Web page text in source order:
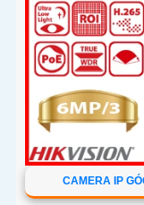
CAMERA IP